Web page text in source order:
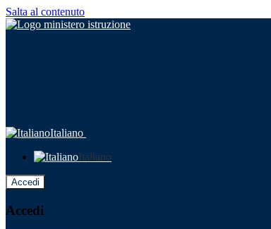
Salta al contenuto
Italiano
Italiano
Accedi
Accedi